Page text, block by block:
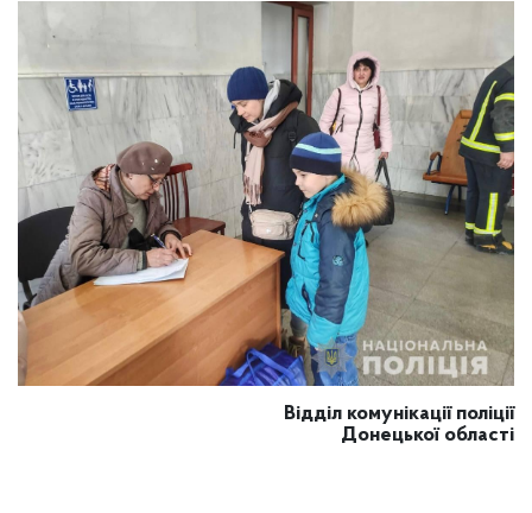
Відділ комунікації поліції
Донецької області